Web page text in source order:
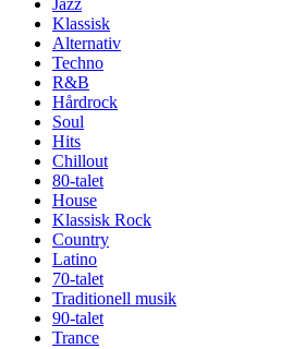
Jazz
Klassisk
Alternativ
Techno
R&B
Hårdrock
Soul
Hits
Chillout
80-talet
House
Klassisk Rock
Country
Latino
70-talet
Traditionell musik
90-talet
Trance